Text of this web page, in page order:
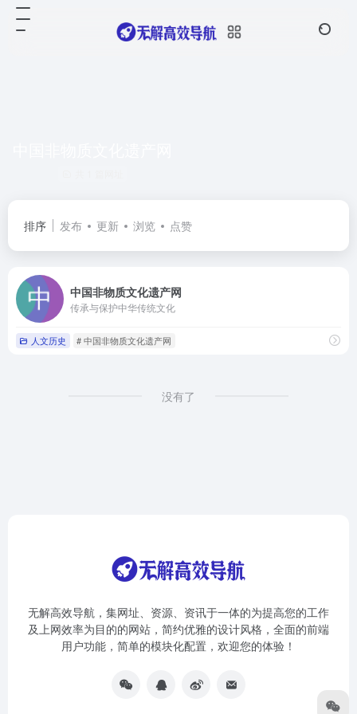
排序 发布 更新 浏览 点赞
中国非物质文化遗产网
传承与保护中华传统文化
人文历史 # 中国非物质文化遗产网
没有了
无解高效导航，集网址、资源、资讯于一体的为提高您的工作
及上网效率为目的的网站，简约优雅的设计风格，全面的前端
用户功能，简单的模块化配置，欢迎您的体验！